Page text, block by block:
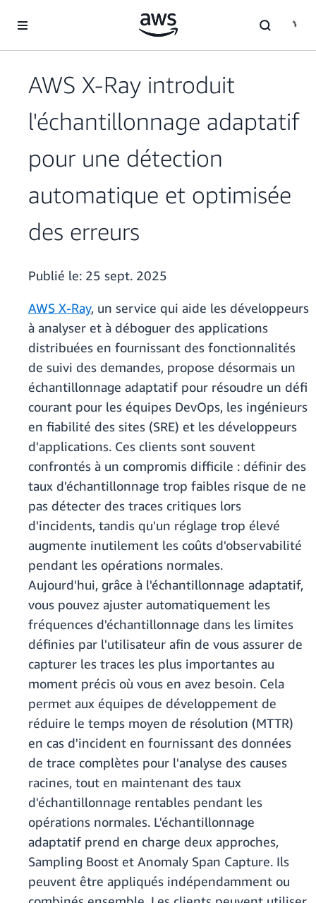
AWS X-Ray introduit
l'échantillonnage adaptatif
pour une détection
automatique et optimisée
des erreurs
Publié le: 25 sept. 2025
AWS X-Ray, un service qui aide les développeurs
à analyser et à déboguer des applications
distribuées en fournissant des fonctionnalités
de suivi des demandes, propose désormais un
échantillonnage adaptatif pour résoudre un défi
courant pour les équipes DevOps, les ingénieurs
en fiabilité des sites (SRE) et les développeurs
d'applications. Ces clients sont souvent
confrontés à un compromis difficile : définir des
taux d'échantillonnage trop faibles risque de ne
pas détecter des traces critiques lors
d'incidents, tandis qu'un réglage trop élevé
augmente inutilement les coûts d'observabilité
pendant les opérations normales.
Aujourd'hui, grâce à l'échantillonnage adaptatif,
vous pouvez ajuster automatiquement les
fréquences d'échantillonnage dans les limites
définies par l'utilisateur afin de vous assurer de
capturer les traces les plus importantes au
moment précis où vous en avez besoin. Cela
permet aux équipes de développement de
réduire le temps moyen de résolution (MTTR)
en cas d'incident en fournissant des données
de trace complètes pour l'analyse des causes
racines, tout en maintenant des taux
d'échantillonnage rentables pendant les
opérations normales. L'échantillonnage
adaptatif prend en charge deux approches,
Sampling Boost et Anomaly Span Capture. Ils
peuvent être appliqués indépendamment ou